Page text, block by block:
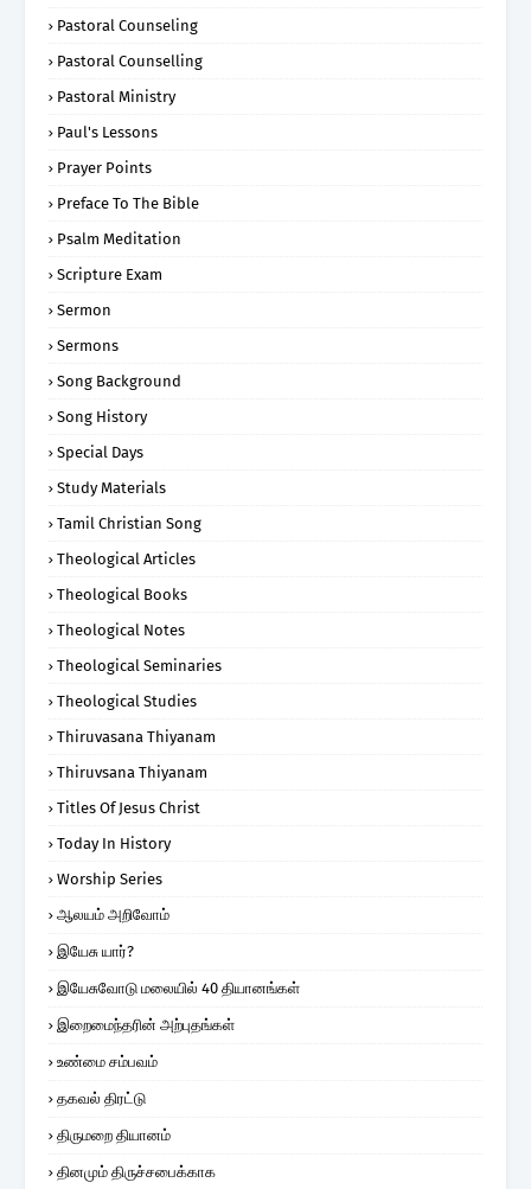
Pastoral Counseling
Pastoral Counselling
Pastoral Ministry
Paul's Lessons
Prayer Points
Preface To The Bible
Psalm Meditation
Scripture Exam
Sermon
Sermons
Song Background
Song History
Special Days
Study Materials
Tamil Christian Song
Theological Articles
Theological Books
Theological Notes
Theological Seminaries
Theological Studies
Thiruvasana Thiyanam
Thiruvsana Thiyanam
Titles Of Jesus Christ
Today In History
Worship Series
ஆலயம் அறிவோம்
இயேசு யார்?
இயேசுவோடு மலையில் 40 தியானங்கள்
இறைமைந்தரின் அற்புதங்கள்
உண்மை சம்பவம்
தகவல் திரட்டு
திருமறை தியானம்
தினமும் திருச்சபைக்காக